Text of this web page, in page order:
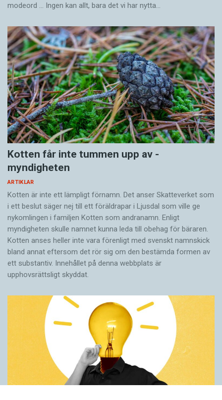
modeord … Ingen kan allt, bara det vi har nytta…
Kotten får inte tummen upp av ­
myndigheten
ARTIKLAR
Kotten är inte ett lämpligt förnamn. Det anser Skatte­verket som
i ett beslut säger nej till ett föräldra­par i Ljusdal som ville ge
nykomlingen i familjen Kotten som andranamn. Enligt
myndigheten skulle namnet kunna leda till obehag för bäraren.
Kotten anses heller inte vara förenligt med svenskt namnskick
bland annat eftersom det rör sig om den bestämda formen av
ett substantiv. Innehållet på denna webbplats är
upphovsrättsligt skyddat.